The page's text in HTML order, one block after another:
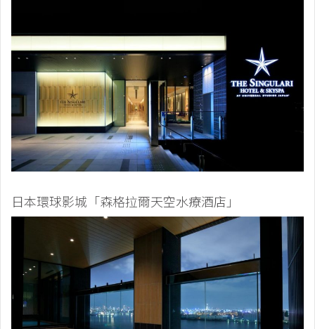
日本環球影城「森格拉爾天空水療酒店」